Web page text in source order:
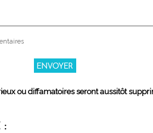
ou diffamatoires seront aussitôt
: